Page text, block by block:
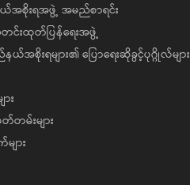
အစိုးရအဖွဲ့ အမည်စာရင်း
င်းထုတ်ပြန်ရေးအဖွဲ့
ယ်အစိုးရများ၏ ပြောရေးဆိုခွင့်ပုဂ္ဂိုလ်များ
း
တမ်းများ
ား